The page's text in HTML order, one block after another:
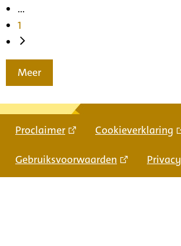
...
1
Meer
Proclaimer Cookieverklaring
Gebruiksvoorwaarden Privacy